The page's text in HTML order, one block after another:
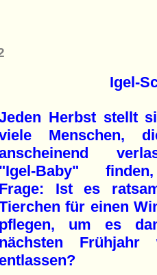
Igel-
Herbst stellt
Menschen,
"Igel-Baby"
Frage: Ist es
für einen
pflegen, um es
nächsten